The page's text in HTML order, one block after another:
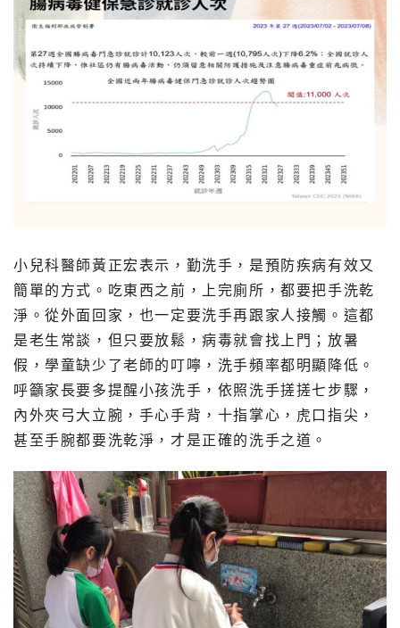
小兒科醫師黃正宏表示，勤洗手，是預防疾病有效又
簡單的方式。吃東西之前，上完廁所，都要把手洗乾
淨。從外面回家，也一定要洗手再跟家人接觸。這都
是老生常談，但只要放鬆，病毒就會找上門；放暑
假，學童缺少了老師的叮嚀，洗手頻率都明顯降低。
呼籲家長要多提醒小孩洗手，依照洗手搓搓七步驟，
內外夾弓大立腕，手心手背，十指掌心，虎口指尖，
甚至手腕都要洗乾淨，才是正確的洗手之道。